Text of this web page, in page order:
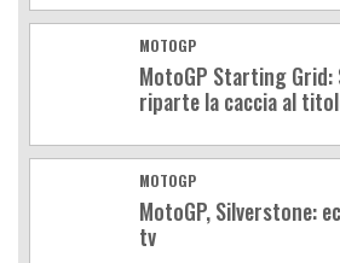
MOTOGP
MotoGP Starting Grid:
riparte la caccia al
MOTOGP
MotoGP, Silverstone:
tv